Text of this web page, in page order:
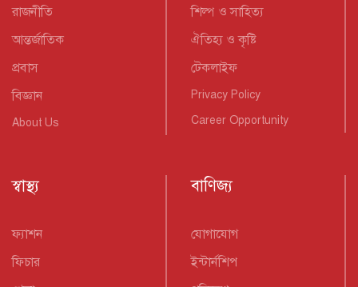
রাজনীতি
আন্তর্জাতিক
প্রবাস
বিজ্ঞান
About Us
শিল্প ও সাহিত্য
ঐতিহ্য ও কৃষ্টি
টেকলাইফ
Privacy Policy
Career Opportunity
স্বাস্থ্য
ফ্যাশন
ফিচার
বাণিজ্য
যোগাযোগ
ইন্টার্নশিপ